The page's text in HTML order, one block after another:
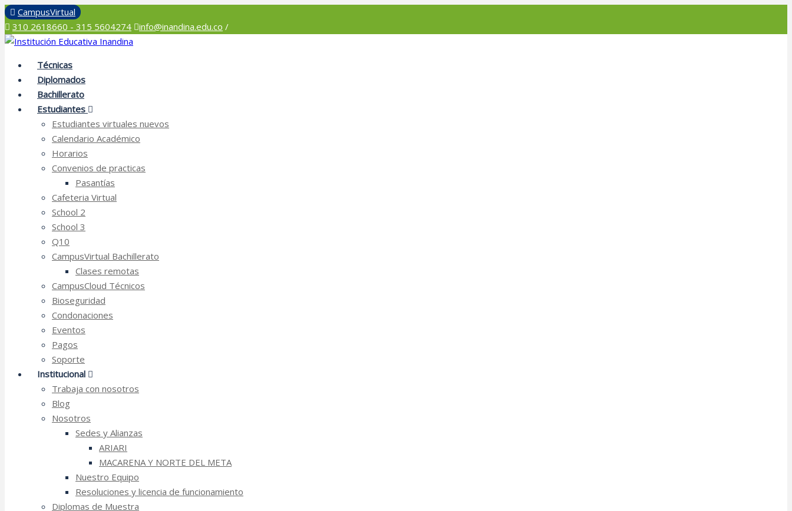
InicioCampusVirtual
310 2618660 - 315 5604274
info@inandina.edu.co /
Técnicas
Diplomados
Bachillerato
Estudiantes
Estudiantes virtuales nuevos
Calendario Académico
Horarios
Convenios de practicas
Pasantías
Cafeteria Virtual
School 2
School 3
Q10
CampusVirtual Bachillerato
Clases remotas
CampusCloud Técnicos
Bioseguridad
Condonaciones
Eventos
Pagos
Soporte
Institucional
Trabaja con nosotros
Blog
Nosotros
Sedes y Alianzas
ARIARI
MACARENA Y NORTE DEL META
Nuestro Equipo
Resoluciones y licencia de funcionamiento
Diplomas de Muestra